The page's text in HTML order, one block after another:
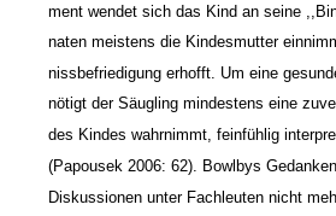
ment wendet sich das Kind an seine
naten meistens die Kindesmutter
nissbefriedigung erhofft. Um eine
nötigt der Säugling mindestens eine
des Kindes wahrnimmt, feinfühlig
(Papousek 2006: 62). Bowlbys
Diskussionen unter Fachleuten nicht